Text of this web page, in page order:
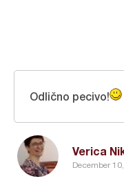
Verica
December
Odlično pecivo!